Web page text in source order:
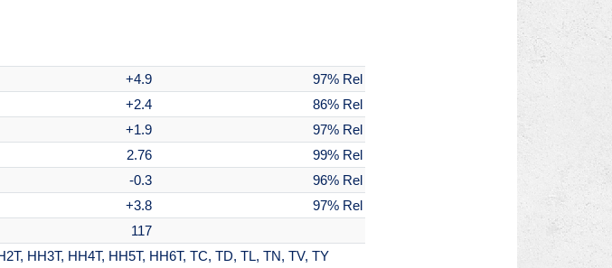
+4.9
97% Rel
+2.4
86% Rel
+1.9
97% Rel
2.76
99% Rel
-0.3
96% Rel
+3.8
97% Rel
117
HH3T, HH4T, HH5T, HH6T, TC, TD, TL, TN, TV, TY